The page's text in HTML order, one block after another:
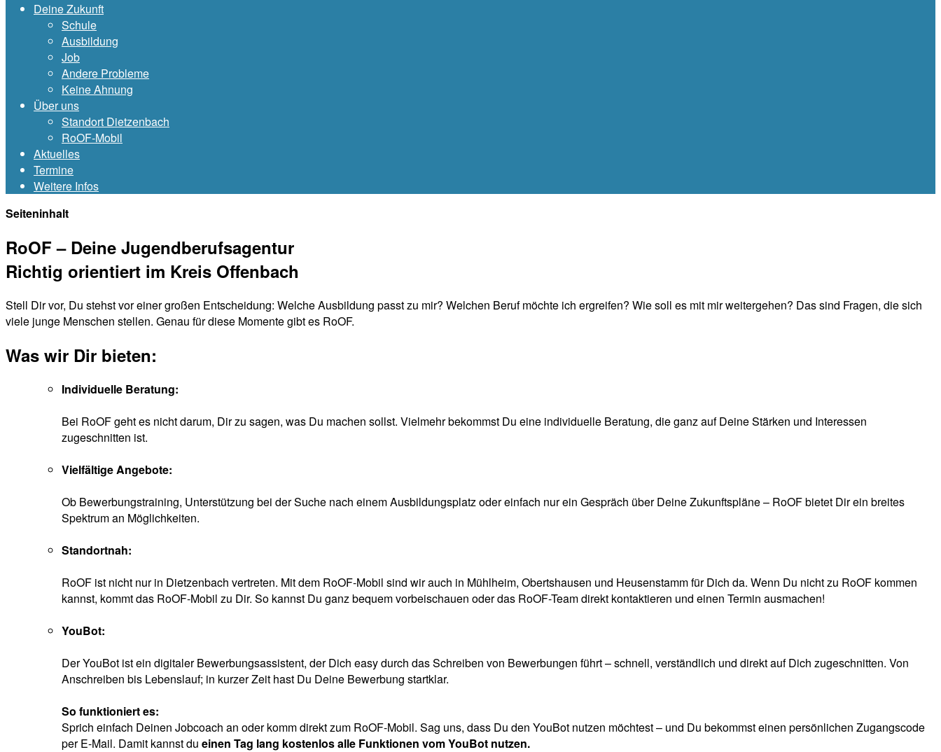
Deine Zukunft
Schule
Ausbildung
Job
Andere Probleme
Keine Ahnung
Über uns
Standort Dietzenbach
RoOF-Mobil
Aktuelles
Termine
Weitere Infos
Seiteninhalt
RoOF – Deine Jugendberufsagentur
Richtig orientiert im Kreis Offenbach
Stell Dir vor, Du stehst vor einer großen Entscheidung: Welche Ausbildung passt zu mir? Welchen Beruf möchte ich ergreifen? Wie soll es mit mir weitergehen? Das sind Fragen, die sich
viele junge Menschen stellen. Genau für diese Momente gibt es RoOF.
Was wir Dir bieten:
Individuelle Beratung:
Bei RoOF geht es nicht darum, Dir zu sagen, was Du machen sollst. Vielmehr bekommst Du eine individuelle Beratung, die ganz auf Deine Stärken und Interessen
zugeschnitten ist.
Vielfältige Angebote:
Ob Bewerbungstraining, Unterstützung bei der Suche nach einem Ausbildungsplatz oder einfach nur ein Gespräch über Deine Zukunftspläne – RoOF bietet Dir ein breites
Spektrum an Möglichkeiten.
Standortnah:
RoOF ist nicht nur in Dietzenbach vertreten. Mit dem RoOF-Mobil sind wir auch in Mühlheim, Obertshausen und Heusenstamm für Dich da. Wenn Du nicht zu RoOF kommen
kannst, kommt das RoOF-Mobil zu Dir. So kannst Du ganz bequem vorbeischauen oder das RoOF-Team direkt kontaktieren und einen Termin ausmachen!
YouBot:
Der YouBot ist ein digitaler Bewerbungsassistent, der Dich easy durch das Schreiben von Bewerbungen führt – schnell, verständlich und direkt auf Dich zugeschnitten. Von
Anschreiben bis Lebenslauf; in kurzer Zeit hast Du Deine Bewerbung startklar.
So funktioniert es:
Sprich einfach Deinen Jobcoach an oder komm direkt zum RoOF-Mobil. Sag uns, dass Du den YouBot nutzen möchtest – und Du bekommst einen persönlichen Zugangscode
per E-Mail. Damit kannst du einen Tag lang kostenlos alle Funktionen vom YouBot nutzen.